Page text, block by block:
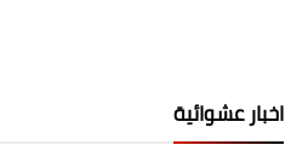
اخبار عشوائية